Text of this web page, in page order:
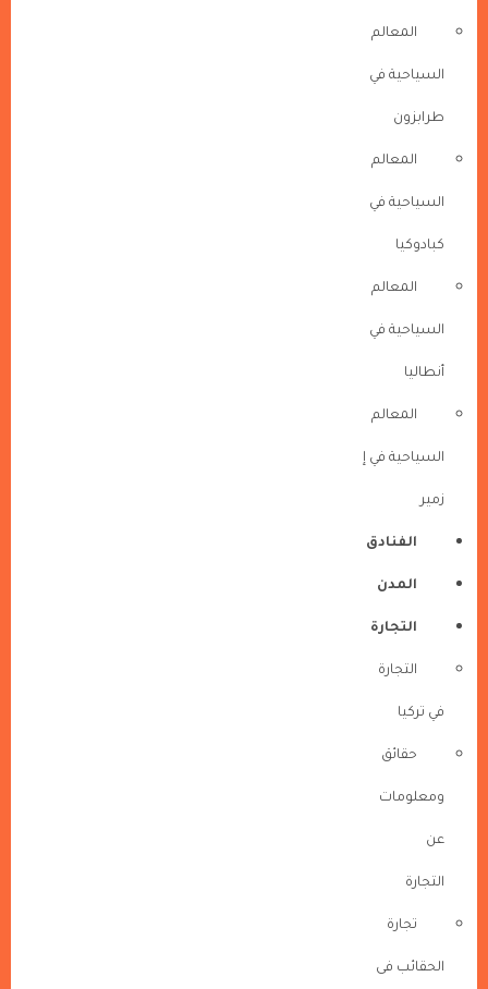
المعالم
السياحية في
طرابزون
المعالم
السياحية في
كبادوكيا
المعالم
السياحية في
أنطاليا
المعالم
السياحية في إ
زمير
الفنادق
المدن
التجارة
التجارة
في تركيا
حقائق
ومعلومات
عن
التجارة
تجارة
الحقائب فى